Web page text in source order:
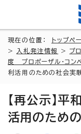
現在の位置： トップペ
>
入札発注情報 > プ
度 プロポーザル・コン
利活用のための社会実
【再公示】平
活用のため